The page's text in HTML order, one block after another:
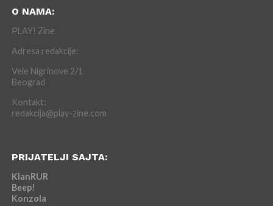
O NAMA:
PLAY! Zine
Adresa redakcije:
Vele Nigrinove 2/1
Beograd
Kontakt:
redakcija@play-zine.com
PRIJATELJI SAJTA:
KlanRUR
Beep!
Konzola